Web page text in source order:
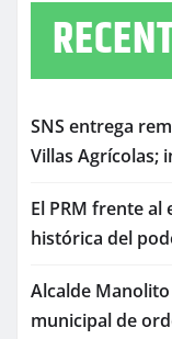
SNS entrega
Villas Agrícolas;
El PRM frente
histórica del
Alcalde
municipal de